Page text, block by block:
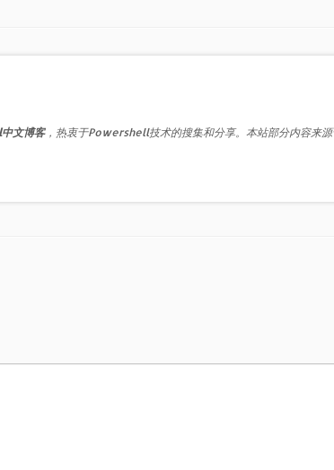
文博客，热衷于Powershell技术的搜集和分享。本站部分内容来源